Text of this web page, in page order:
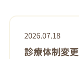
2026.07.18
診療体制変更